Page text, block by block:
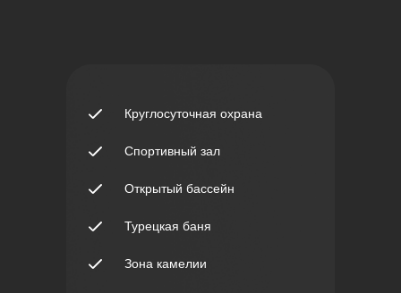
Круглосуточная охрана
Спортивный зал
Открытый бассейн
Турецкая баня
Зона камелии